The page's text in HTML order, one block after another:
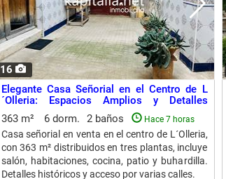
16
Elegante Casa Señorial en el Centro de L
´Olleria: Espacios Amplios y Detalles
Históricos
363 m² 6 dorm. 2 baños Hace 7 horas
Casa señorial en venta en el centro de L´Olleria,
con 363 m² distribuidos en tres plantas, incluye
salón, habitaciones, cocina, patio y buhardilla.
Detalles históricos y acceso por varias calles.